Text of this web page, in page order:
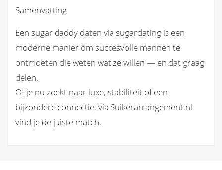
Samenvatting
Een sugar daddy daten via sugardating is een
moderne manier om succesvolle mannen te
ontmoeten die weten wat ze willen — en dat graag
delen.
Of je nu zoekt naar luxe, stabiliteit of een
bijzondere connectie, via Suikerarrangement.nl
vind je de juiste match.